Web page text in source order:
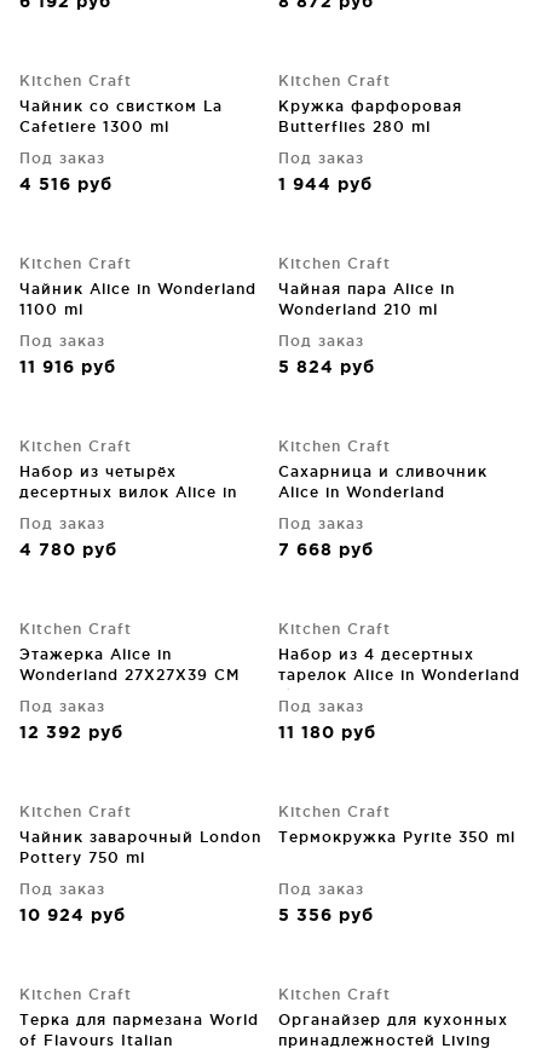
Kitchen Craft
Чайник со свистком La
Cafetiere 1300 ml
Под заказ
4 516 руб
Kitchen Craft
Кружка фарфоровая
Butterflies 280 ml
Под заказ
1 944 руб
Kitchen Craft
Чайник Alice in Wonderland
1100 ml
Под заказ
11 916 руб
Kitchen Craft
Чайная пара Alice in
Wonderland 210 ml
Под заказ
5 824 руб
Kitchen Craft
Набор из четырёх
десертных вилок Alice in
Под заказ
4 780 руб
Kitchen Craft
Cахарница и сливочник
Alice in Wonderland
Под заказ
7 668 руб
Kitchen Craft
Этажерка Alice in
Wonderland 27X27X39 CM
Под заказ
12 392 руб
Kitchen Craft
Набор из 4 десертных
тарелок Alice in Wonderland
Ø21 CM
Под заказ
11 180 руб
Kitchen Craft
Чайник заварочный London
Pottery 750 ml
Под заказ
10 924 руб
Kitchen Craft
Термокружка Pyrite 350 ml
Под заказ
5 356 руб
Kitchen Craft
Терка для пармезана World
of Flavours Italian
Kitchen Craft
Органайзер для кухонных
принадлежностей Living